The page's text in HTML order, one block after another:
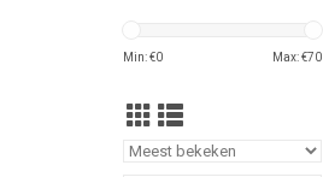
Min: €0 Max: €70